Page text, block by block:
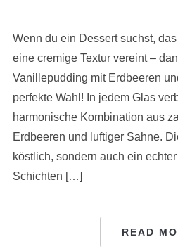
Wenn du ein Dessert suchst,
eine cremige Textur vereint –
Vanillepudding mit Erdbeeren
perfekte Wahl! In jedem Glas
harmonische Kombination aus
Erdbeeren und luftiger Sahne.
köstlich, sondern auch ein
Schichten […]
READ